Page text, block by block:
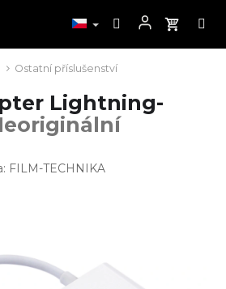
Ostatní příslušenství
Lightning-
FILM-TECHNIKA